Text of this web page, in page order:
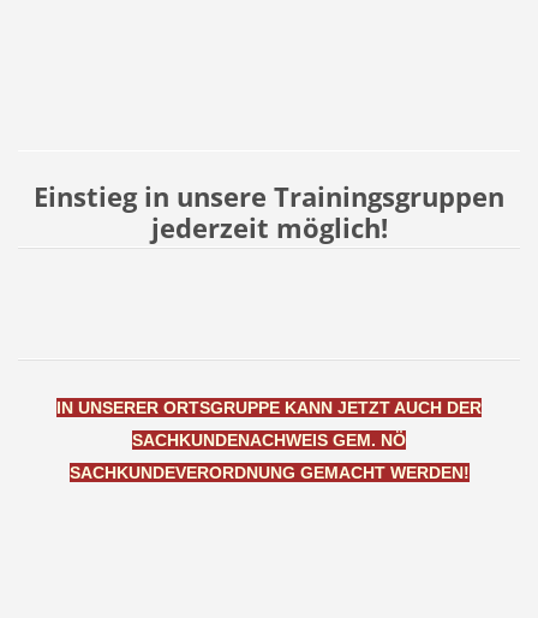
Einstieg in unsere Trainingsgruppen
jederzeit möglich!
IN UNSERER ORTSGRUPPE KANN JETZT AUCH DER
SACHKUNDENACHWEIS GEM. NÖ
SACHKUNDEVERORDNUNG GEMACHT WERDEN!